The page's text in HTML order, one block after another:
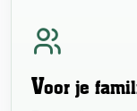
Voor je